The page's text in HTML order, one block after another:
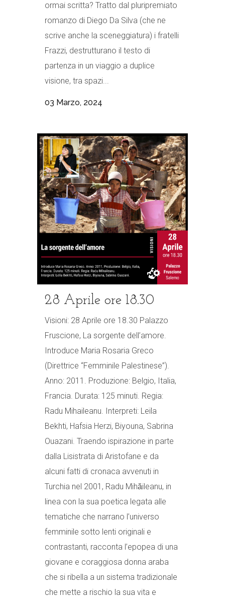
ormai scritta? Tratto dal pluripremiato
romanzo di Diego Da Silva (che ne
scrive anche la sceneggiatura) i fratelli
Frazzi, destrutturano il testo di
partenza in un viaggio a duplice
visione, tra spazi...
03 Marzo, 2024
28 Aprile ore 18.30
Visioni: 28 Aprile ore 18.30 Palazzo
Fruscione, La sorgente dell’amore.
Introduce Maria Rosaria Greco
(Direttrice “Femminile Palestinese”).
Anno: 2011. Produzione: Belgio, Italia,
Francia. Durata: 125 minuti. Regia:
Radu Mihaileanu. Interpreti: Leïla
Bekhti, Hafsia Herzi, Biyouna, Sabrina
Ouazani. Traendo ispirazione in parte
dalla Lisistrata di Aristofane e da
alcuni fatti di cronaca avvenuti in
Turchia nel 2001, Radu Mihăileanu, in
linea con la sua poetica legata alle
tematiche che narrano l’universo
femminile sotto lenti originali e
contrastanti, racconta l’epopea di una
giovane e coraggiosa donna araba
che si ribella a un sistema tradizionale
che mette a rischio la sua vita e